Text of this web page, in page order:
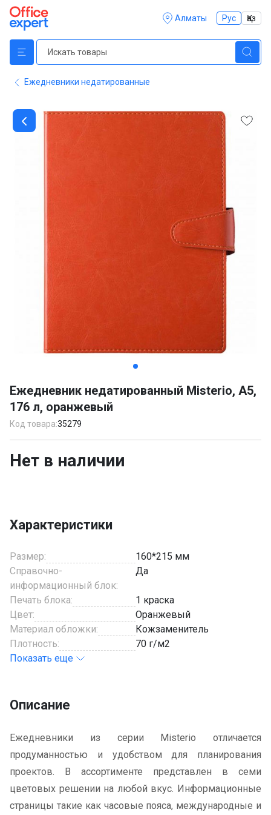
Алматы Рус Қаз
Ежедневники недатированные
of
5
Ежедневник недатированный Misterio, А5,
176 л, оранжевый
Код товара:35279
Нет в наличии
Характеристики
Размер:
160*215 мм
Справочно-
информационный блок:
Да
Печать блока:
1 краска
Цвет:
Оранжевый
Материал обложки:
Кожзаменитель
Плотность:
70 г/м2
Показать еще
Описание
Ежедневники из серии Misterio отличается
продуманностью и удобством для планирования
проектов. В ассортименте представлен в семи
цветовых решении на любой вкус. Информационные
страницы такие как часовые пояса, международные и